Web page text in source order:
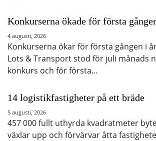
Konkurserna ökade för första
4 augusti, 2026
Konkurserna ökar för första gången i
Lots & Transport stod för juli månads
konkurs och för första…
14 logistikfastigheter på ett bräde
5 augusti, 2026
457 000 fullt uthyrda kvadratmeter
växlar upp och förvärvar åtta